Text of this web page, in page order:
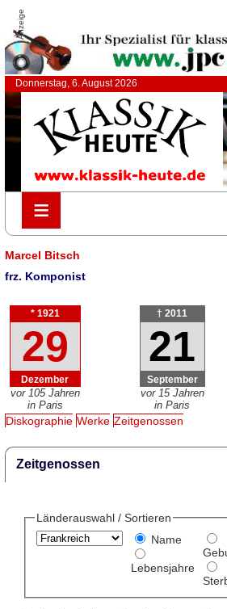
Anzeige
Donnerstag, 6. August 2026
≡
≡
Marcel Bitsch
frz. Komponist
* 1921
29
Dezember
vor 105 Jahren
in Paris
† 2011
21
September
vor 15 Jahren
in Paris
Diskographie Werke Zeitgenossen
Zeitgenossen
Länderauswahl / Sortieren
Name
Lebensjahre